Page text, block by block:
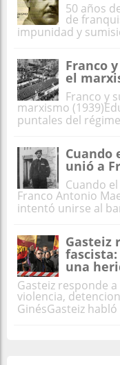
50 años
de
impunidad y
Franco
el
Franco y
marxismo
puntales del
Cuando
unió a
Cuando
Franco Antonio
intentó unirse al
Gasteiz
una
Gasteiz responde
violencia,
GinésGasteiz